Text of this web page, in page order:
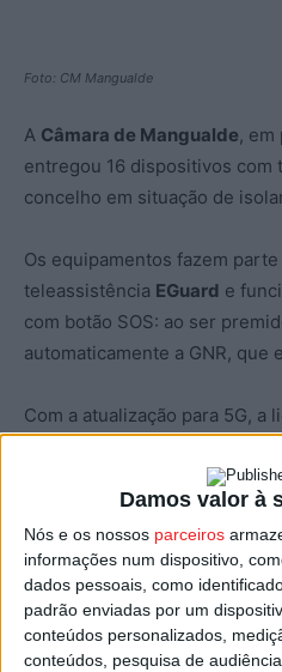
Damos valor à
Nós e os nossos parceiros
informações num dispositivo,
dados pessoais, como
padrão enviadas por um
conteúdos personalizados,
conteúdos, pesquisa de
Foto: CM Mangualde
A Câmara de Mangualde, em
entregou 16 dispositivos com
concelho em situação de
Os equipamentos fazem
teleassistência EGuard e
com botão SOS: ao ser
automaticamente a GNR, que
Com a atualização para 5G, a
casa com autonomia e maior
O projeto resulta de um
2021 entre o município, o
da GNR e a Agência de
Sociedade da Informação e do